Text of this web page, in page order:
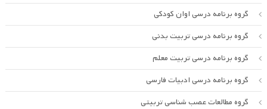
گروه برنامه درسی اوان کودکی
گروه برنامه درسی تربیت بدنی
گروه برنامه درسی تربیت معلم
گروه برنامه درسی ادبیات فارسی
گروه مطالعات عصب شناسی تربیتی